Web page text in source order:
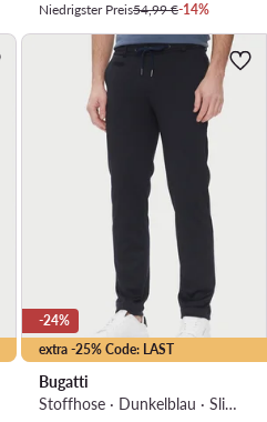
Niedrigster Preis54,99 €-14%
extra -25% Code: LAST
-24%
Bugatti
Stoffhose · Dunkelblau · Slim Fit